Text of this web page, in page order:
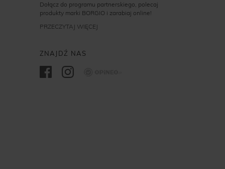
Dołącz do programu partnerskiego, polecaj
produkty marki BORGIO i zarabiaj online!
PRZECZYTAJ WIĘCEJ
ZNAJDŹ NAS